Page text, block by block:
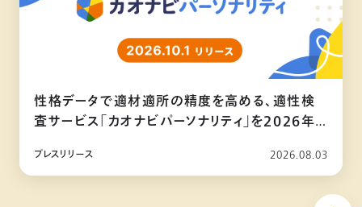
性格データで適材適所の精度を高める、適性検
査サービス「カオナビパーソナリティ」を2026年
プレスリリース 2026.08.03